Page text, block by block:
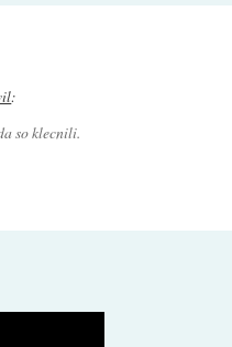
:
so klecnili.